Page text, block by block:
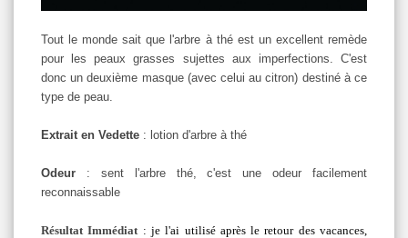
Tout le monde sait que l'arbre à thé est un excellent remède
pour les peaux grasses sujettes aux imperfections. C'est
donc un deuxième masque (avec celui au citron) destiné à ce
type de peau.
Extrait en Vedette : lotion d'arbre à thé
Odeur : sent l'arbre thé, c'est une odeur facilement
reconnaissable
Résultat Immédiat : je l'ai utilisé après le retour des vacances,